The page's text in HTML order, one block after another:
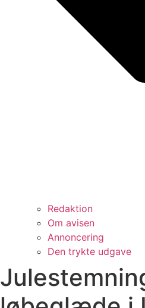
Redaktion
Om avisen
Annoncering
Den trykte udgave